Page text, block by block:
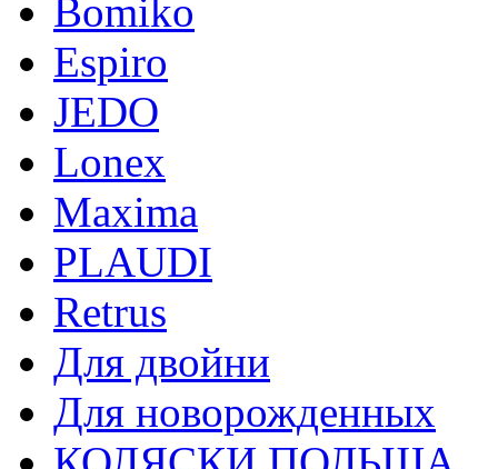
Bomiko
Espiro
JEDO
Lonex
Maxima
PLAUDI
Retrus
Для двойни
Для новорожденных